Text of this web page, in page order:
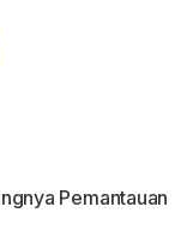
Pemantauan